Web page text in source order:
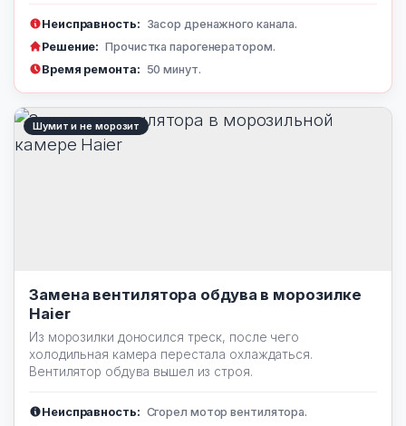
Неисправность: Засор дренажного канала.
Решение: Прочистка парогенератором.
Время ремонта: 50 минут.
Шумит и не морозит
Замена вентилятора обдува в морозилке
Haier
Из морозилки доносился треск, после чего
холодильная камера перестала охлаждаться.
Вентилятор обдува вышел из строя.
Неисправность: Сгорел мотор вентилятора.